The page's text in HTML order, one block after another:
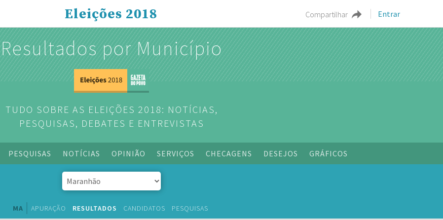
Compartilhar Entrar
Eleições 2018
Resultados por Município
TUDO SOBRE AS ELEIÇÕES 2018: NOTÍCIAS,
PESQUISAS, DEBATES E ENTREVISTAS
PESQUISAS NOTÍCIAS OPINIÃO SERVIÇOS CHECAGENS DESEJOS GRÁFICOS
MA APURAÇÃO RESULTADOS CANDIDATOS PESQUISAS